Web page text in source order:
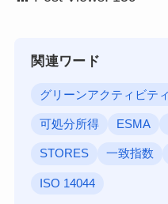
関連ワード
グリーンアクティビティ
可処分所得 ESMA
STORES 一致指数
ISO 14044